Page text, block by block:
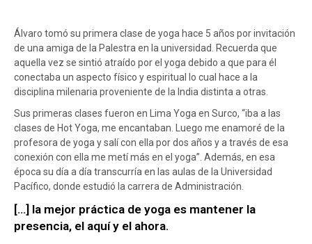
Álvaro tomó su primera clase de yoga hace 5 años por invitación
de una amiga de la Palestra en la universidad. Recuerda que
aquella vez se sintió atraído por el yoga debido a que para él
conectaba un aspecto físico y espiritual lo cual hace a la
disciplina milenaria proveniente de la India distinta a otras.
Sus primeras clases fueron en Lima Yoga en Surco, “iba a las
clases de Hot Yoga, me encantaban. Luego me enamoré de la
profesora de yoga y salí con ella por dos años y a través de esa
conexión con ella me metí más en el yoga”. Además, en esa
época su día a día transcurría en las aulas de la Universidad
Pacífico, donde estudió la carrera de Administración.
[…] la mejor práctica de yoga es mantener la
presencia, el aquí y el ahora.